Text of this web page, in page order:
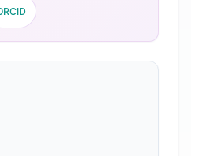
AI. Sebagai Chief
AI, ia memberikan
akurasi medis dari
karya tentang
hormonal dan analisis
pada topik-topik